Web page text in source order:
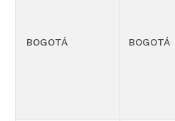
BOGOTÁ BOGOTÁ